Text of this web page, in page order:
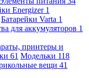
Energizer 1
Батарейки Varta 1
для аккумуляторов 1
принтеры и
61 Модельки 118
вещи 41